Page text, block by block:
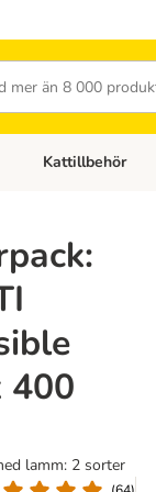
Open category
Kattillbehör
400
lamm: 2 sorter